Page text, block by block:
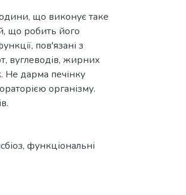
що виконує таке
що робить його
пов'язані з
вуглеводів, жирних
Не дарма печінку
організму.
, функціональні